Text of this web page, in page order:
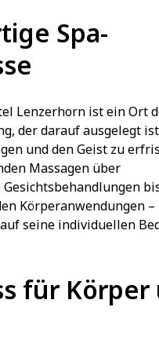
Spa-
Lenzerhorn ist ein Ort
der darauf ausgelegt
und den Geist zu
Massagen über
Körperanwendungen
seine individuellen
für Körper